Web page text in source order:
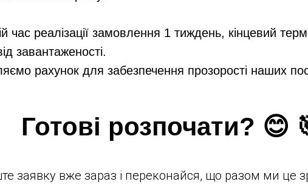
час реалізації замовлення 1 тиждень, кінцевий
завантаженості.
рахунок для забезпечення прозорості наших
Готові розпочати? 😊
заявку вже зараз і переконайся, що разом ми це